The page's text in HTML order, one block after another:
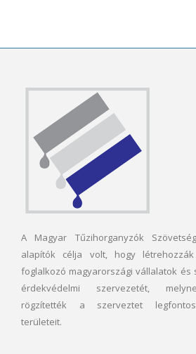
A Magyar Tűzihorganyzók
alapítók célja volt, hogy
foglalkozó magyarországi vállalatok és
érdekvédelmi szervezetét,
rögzítették a szerveztet
területeit.